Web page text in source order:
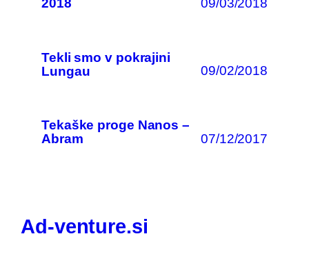
2018
09/03/2018
Tekli smo v pokrajini
Lungau
09/02/2018
Tekaške proge Nanos –
Abram
07/12/2017
Ad-venture.si